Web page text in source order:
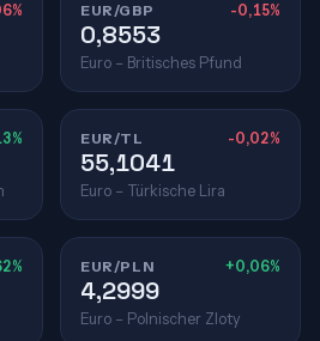
EUR/GBP -0,15%
0,8553
Euro – Britisches Pfund
EUR/TL -0,02%
55,1041
Euro – Türkische Lira
EUR/PLN +0,06%
4,2999
Euro – Polnischer Zloty